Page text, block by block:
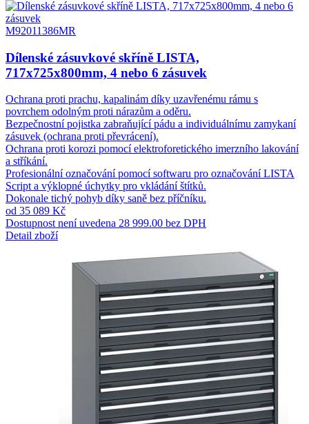
M92011386MR
Dílenské zásuvkové skříně LISTA,
717x725x800mm, 4 nebo 6 zásuvek
Ochrana proti prachu, kapalinám díky uzavřenému rámu s
povrchem odolným proti nárazům a oděru.
Bezpečnostní pojistka zabraňující pádu a individuálnímu zamykaní
zásuvek (ochrana proti převrácení).
Ochrana proti korozi pomocí elektroforetického imerzního lakování
a stříkání.
Profesionální označování pomocí softwaru pro označování LISTA
Script a výklopné úchytky pro vkládání štítků.
Dokonale tichý pohyb díky saně bez příčníku.
od 35 089 Kč
Dostupnost není uvedena 28 999.00 bez DPH
Detail zboží